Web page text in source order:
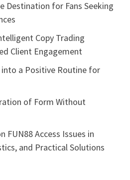
Destination for Fans Seeking
Copy Trading
Client Engagement
a Positive Routine for
of Form Without
FUN88 Access Issues in
and Practical Solutions